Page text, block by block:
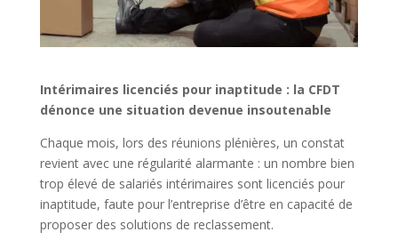
Intérimaires licenciés pour inaptitude : la CFDT
dénonce une situation devenue insoutenable
Chaque mois, lors des réunions plénières, un constat
revient avec une régularité alarmante : un nombre bien
trop élevé de salariés intérimaires sont licenciés pour
inaptitude, faute pour l’entreprise d’être en capacité de
proposer des solutions de reclassement.